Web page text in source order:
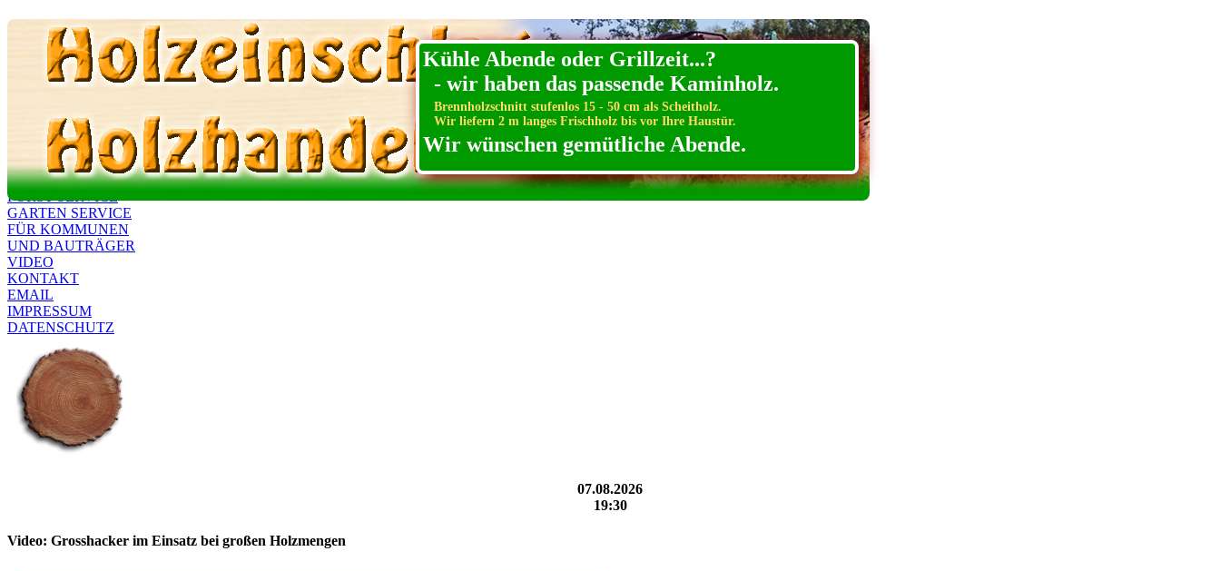
Holz Lein - Brennholz Handel Zwickau
Kühle Abende oder Grillzeit...?
- wir haben das passende Kaminholz.
Brennholzschnitt stufenlos 15 - 50 cm als Scheitholz.
Wir liefern 2 m langes Frischholz bis vor Ihre Haustür.
Wir wünschen gemütliche Abende.
HOLZ LEIN
BRENNHOLZ
FORST SERVICE
GARTEN SERVICE
FÜR KOMMUNEN
UND BAUTRÄGER
VIDEO
KONTAKT
EMAIL
IMPRESSUM
DATENSCHUTZ
07.08.2026
19:30
Video: Grosshacker im Einsatz bei großen Holzmengen